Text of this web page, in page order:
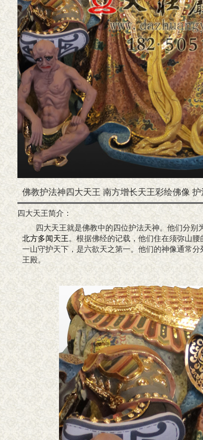
佛教护法神四大天王 南方增长天王彩绘佛像
四大天王简介：
四大天王就是佛教中的四位护法天神。他们分别
北方多闻天王。根据佛经的记载，他们住在须弥山
一山守护天下，是六欲天之第一。他们的神像通常
王殿。